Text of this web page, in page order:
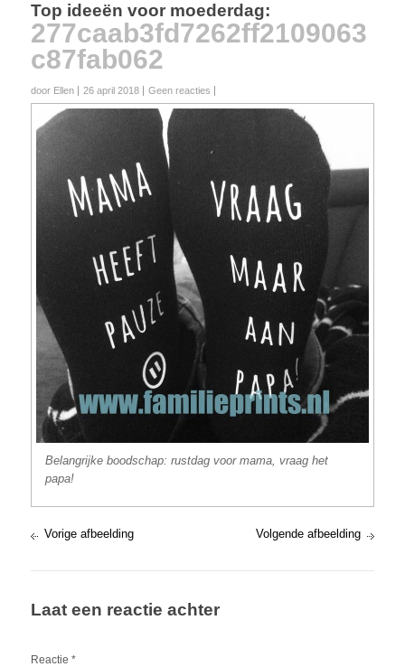
Top ideeën voor moederdag:
277caab3fd7262ff2109063
c87fab062
door Ellen 26 april 2018 Geen reacties
Belangrijke boodschap: rustdag voor mama, vraag het
papa!
Vorige afbeelding Volgende afbeelding
Laat een reactie achter
Reactie *